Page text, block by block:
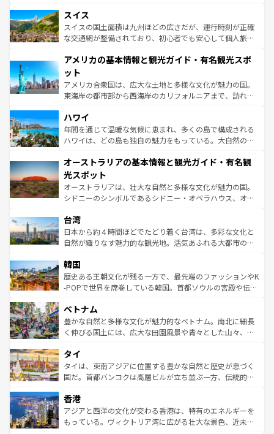
を参照してほしい。
は、お酒好きな人にはぜひ体験してほしい。 なお、新着の
ドイツ情報はコンテンツ一覧を参照してほしい。
リアごとに異なる魅力がある。また、優雅なアフタヌーン
ティー、ビール好きにはたまらない英国パブ、サッカー観
戦など、本場だからこそできる体験も豊富。イギリスを旅
ンツ一覧を参照してほしい。
スイス
スイスの国土面積は九州ほどの広さだが、運行時刻が正確
な交通網が整備されており、初心者でも安心して個人旅行
の建物がそのまま残る町や、スイスならではのユニークな
博物館もあり、アルプス観光だけでなく町歩きも満喫する
ことができる。国民の所得が高いため物価も高いが、旅行
者向けの交通パス提供のサービスもあり、うまく活用すれ
着のスイス情報は
アメリカの基本情報と観光ガイド・有名観光スポ
ット
アメリカ合衆国は、広大な土地と多様な文化が魅力の国。
東海岸の都市部から西海岸のカリフォルニアまで、訪れる
のような巨大都市は、観光、ショッピング、エンターテイ
ンメントが詰まった刺激的なスポットだ。一方、アメリカ
西部には大自然が広がり、グランドキャニオンやイエロー
部のニューオーリンズでは、音楽と美食が融合した独特の
文化が魅力。旅行者はアメリカの各地域で異なる魅力を楽
しみながら、その多様性と豊かな歴史を感じることができ
るだろう。車でのロードトリップや列車の旅も、アメリカ
情報は
ハワイ
年間を通じて温暖な気候に恵まれ、多くの島で構成される
ハワイは、どの島も独自の魅力をもっている。大自然の神
ワイ島は見逃せない。また、定番の観光地といえばオアフ
島だが、静かな自然を求めるならマウイ島やカウアイ島が
おすすめ。エメラルドグリーンに輝く海をはじめ、豊かな
文化や歴史が息づいている。「アロハスピリット」と呼ば
人々、おいしいローカルフードやハワイアンミュージッ
ク、伝統的なフラダンスなど、すべてがハワイの魅力を彩
っている。訪れるたびに新しい発見と感動が待っているハ
はコンテンツ一覧
オーストラリアの基本情報と観光ガイド・有名観
光スポット
オーストラリアは、壮大な自然と多様な文化が魅力の国。
シドニーのシンボルであるシドニー・オペラハウス、オー
リアリーフや大陸中央部にそびえるウルル（エアーズロッ
ク）、タスマニアの美しい原生林やケアンズの熱帯雨林な
ど、見どころがたくさん。また、カフェやワイン、オージ
いる。アクティビティも充実しており、サーフィンやダイ
ビング、ハイキングなど、アウトドア好きにはたまらな
い。オーストラリアの多彩な魅力を存分に味わいつくそ
参照してほしい。
台湾
日本から約４時間ほどでたどり着く台湾は、多彩な文化と
自然が織りなす魅力的な観光地。活気あふれる大都市の台
ン）、静ひつな山岳地帯である台湾東部など、都市の喧騒
と山間の静けさが共存しており、訪れる人に新しい発見と
驚きをもたらしてくれる。また、奥深い台湾の食文化も魅
容にもいいと評判のスイーツなど、バラエティ豊かな料理
が味わえる。 なお、新着の台湾情報は コンテンツ一覧を参
照してほしい。
韓国
歴史ある王朝文化が残る一方で、最先端のファッションやK
-POPで世界を席巻している韓国。首都ソウルの宮殿や伝統
き、地方に足を延ばせば四季折々の自然美を楽しむことが
できる。そして、キムチや焼肉、絶品のストリートフード
まで、さまざまな韓国料理が待っている。夜には、韓国な
リティに包まれながら、韓国の多彩な魅力を心ゆくまで味
わってみてほしい。 なお、新着の韓国情報はコンテンツ一
覧を参照してほしい。
ベトナム
豊かな自然と多様な文化が魅力的なベトナム。南北に細長
く伸びる国土には、広大な田園風景や青々とした山々、世
急速な発展と共に伝統が息づく。ハノイの古い町並みやホ
ーチミン市のフランス統治時代の建物も、独特の雰囲気を
醸し出している。また、バラエティの豊かさとおいしさで
とつ。フォーやバインミー、ベトナムコーヒーなどは、ぜ
ひ現地で味わいたい。どの地域を訪れてもあたたかい人々
が旅行者を迎えてくれるので、きっと忘れられない旅にな
タイ
タイは、東南アジアに位置する豊かな自然と歴史が息づく
国だ。首都バンコクは高層ビルが立ち並ぶ一方、伝統的な
の活気が交差している。北部ではチェンマイなどの山岳地
帯で自然と触れ合い、南部ではプーケットやクラビの美し
いビーチでリゾート気分を楽しむことができる。タイ料理
香港
アジアと西洋の文化が交わる香港は、特有のエネルギーを
もっている。ヴィクトリア湾に広がる壮大な景色、近未来